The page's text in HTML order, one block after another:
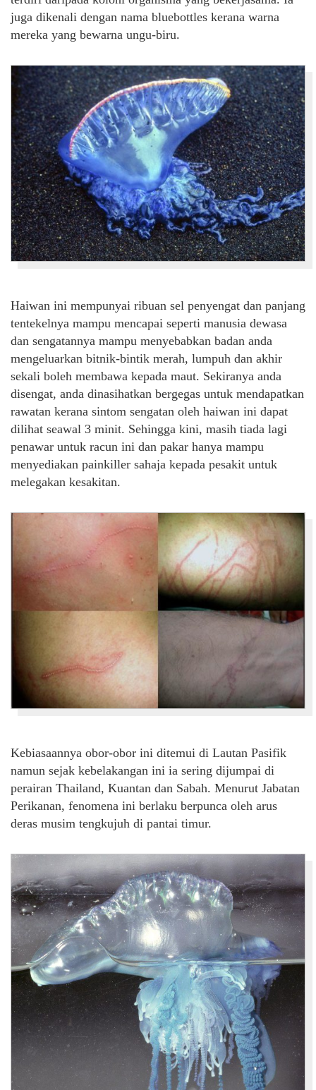
juga dikenali dengan nama bluebottles kerana warna
mereka yang bewarna ungu-biru.
Haiwan ini mempunyai ribuan sel penyengat dan panjang
tentekelnya mampu mencapai seperti manusia dewasa
dan sengatannya mampu menyebabkan badan anda
mengeluarkan bitnik-bintik merah, lumpuh dan akhir
sekali boleh membawa kepada maut. Sekiranya anda
disengat, anda dinasihatkan bergegas untuk mendapatkan
rawatan kerana sintom sengatan oleh haiwan ini dapat
dilihat seawal 3 minit. Sehingga kini, masih tiada lagi
penawar untuk racun ini dan pakar hanya mampu
menyediakan painkiller sahaja kepada pesakit untuk
melegakan kesakitan.
Kebiasaannya obor-obor ini ditemui di Lautan Pasifik
namun sejak kebelakangan ini ia sering dijumpai di
perairan Thailand, Kuantan dan Sabah. Menurut Jabatan
Perikanan, fenomena ini berlaku berpunca oleh arus
deras musim tengkujuh di pantai timur.